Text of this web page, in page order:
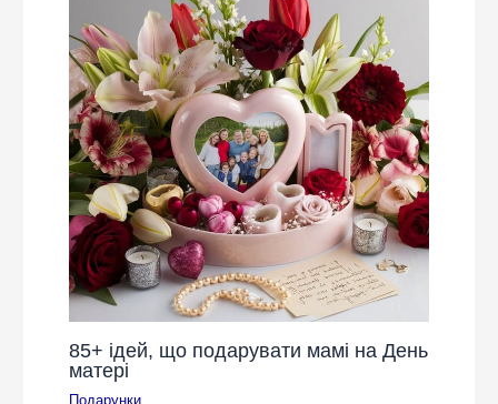
85+ ідей, що подарувати мамі на День
матері
Подарунки